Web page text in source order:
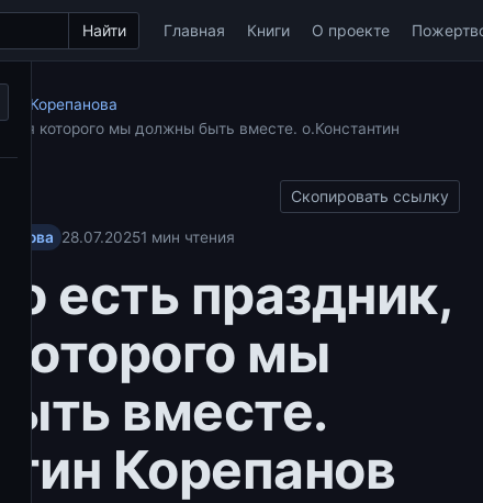
Найти Главная Книги О проекте
Корепанова
которого мы должны быть вместе. о.Константин
Скопировать ссылку
28.07.20251 мин чтения
есть праздник,
мы
вместе.
Корепанов